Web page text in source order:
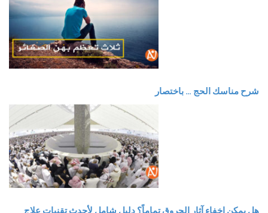
شرح مناسك الحج … باختصار
هل يمكن إخفاء آثار الحروق تماماً؟ دليل شامل لأحدث تقنيات علاج